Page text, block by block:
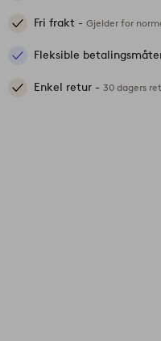
Fri frakt -Gjelder for
Fleksible
Enkel retur -30 dagers